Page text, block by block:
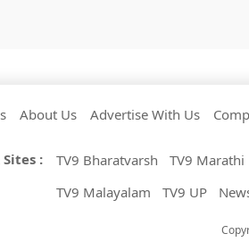
About Us Advertise With Us
: TV9 Bharatvarsh TV9 Marathi
TV9 Malayalam
TV9 UP